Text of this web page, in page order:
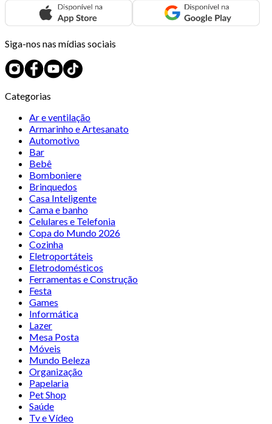
Siga-nos nas mídias sociais
Categorias
Ar e ventilação
Armarinho e Artesanato
Automotivo
Bar
Bebê
Bomboniere
Brinquedos
Casa Inteligente
Cama e banho
Celulares e Telefonia
Copa do Mundo 2026
Cozinha
Eletroportáteis
Eletrodomésticos
Ferramentas e Construção
Festa
Games
Informática
Lazer
Mesa Posta
Móveis
Mundo Beleza
Organização
Papelaria
Pet Shop
Saúde
Tv e Vídeo